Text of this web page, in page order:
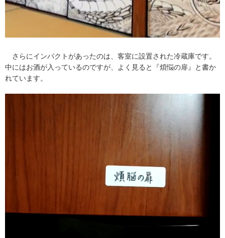
さらにインパクトがあったのは、客室に設置された冷蔵庫です。
中にはお酒が入っているのですが、よく見ると『煩悩の扉』と書か
れています。